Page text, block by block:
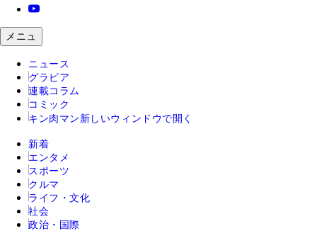
メニュ
ニュース
グラビア
連載コラム
コミック
キン肉マン 新しいウィンドウで開く
新着
エンタメ
スポーツ
クルマ
ライフ・文化
社会
政治・国際